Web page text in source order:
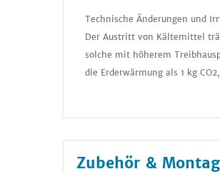
Technische Änderungen und
Der Austritt von Kältemittel
solche mit höherem
die Erderwärmung als 1 kg
Zubehör &